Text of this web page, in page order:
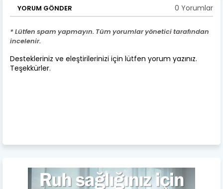
YORUM GÖNDER 0 Yorumlar
* Lütfen spam yapmayın. Tüm yorumlar yönetici tarafından
incelenir.
Destekleriniz ve eleştirilerinizi için lütfen yorum yazınız.
Teşekkürler.